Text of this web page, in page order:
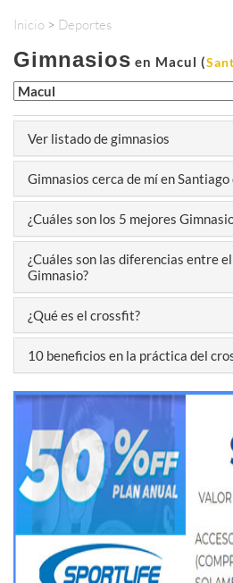
Inicio > Deportes
Gimnasios en Macul (
Ver listado de gimnasios
Gimnasios cerca de mí en Santiago
¿Cuáles son los 5 mejores
¿Cuáles son las diferencias entre
Gimnasio?
¿Qué es el crossfit?
10 beneficios en la práctica del